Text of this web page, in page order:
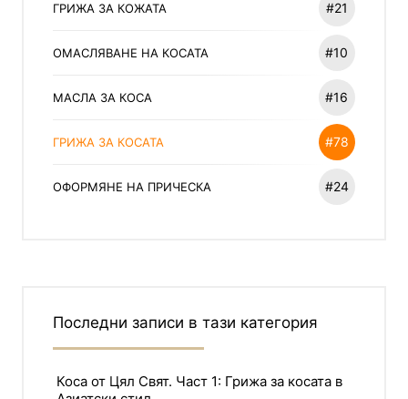
ГРИЖА ЗА КОЖАТА #21
ОМАСЛЯВАНЕ НА КОСАТА #10
МАСЛА ЗА КОСА #16
ГРИЖА ЗА КОСАТА #78
ОФОРМЯНЕ НА ПРИЧЕСКА #24
Последни записи в тази категория
Коса от Цял Свят. Част 1: Грижа за косата в